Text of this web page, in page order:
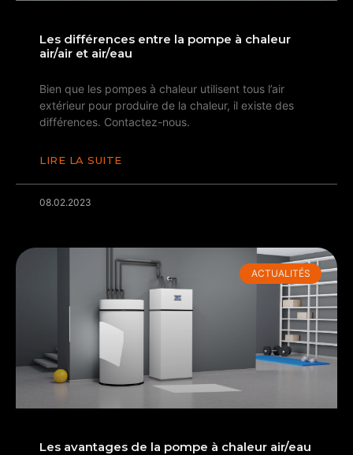
Les différences entre la pompe à chaleur
air/air et air/eau
Bien que les pompes à chaleur utilisent tous l’air
extérieur pour produire de la chaleur, il existe des
différences. Contactez-nous.
LIRE LA SUITE
08.02.2023
ACTUALITÉS
Les avantages de la pompe à chaleur air/eau